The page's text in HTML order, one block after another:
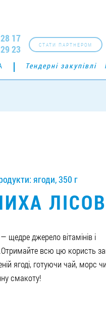
СТАТИ ПАРТНЕРОМ
17
23
Тендерні закупівлі
ягоди, 350 г
щедре джерело вітамінів і
всю цю користь
ягоді, готуючи чай, морс
смакоту!